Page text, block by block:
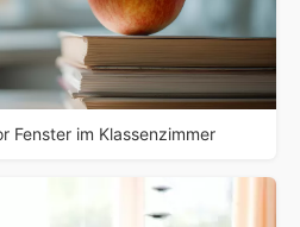
Fenster im Klassenzimmer